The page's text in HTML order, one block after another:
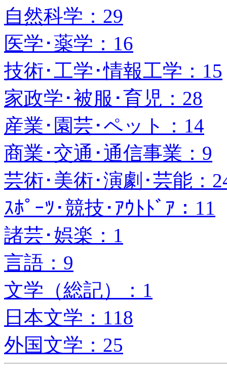
自然科学：29
医学･薬学：16
技術･工学･情報工学：15
家政学･被服･育児：28
産業･園芸･ペット：14
商業･交通･通信事業：9
芸術･美術･演劇･芸能：
ｽﾎﾟｰﾂ･競技･ｱｳﾄﾄﾞｱ：11
諸芸･娯楽：1
言語：9
文学（総記）：1
日本文学：118
外国文学：25